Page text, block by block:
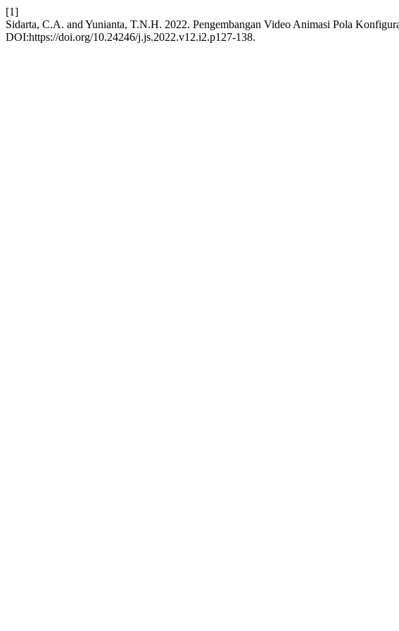
[1]
Sidarta, C.A. and Yunianta, T.N.H. 2022. Pengembangan Video Animasi Pola
DOI:https://doi.org/10.24246/j.js.2022.v12.i2.p127-138.